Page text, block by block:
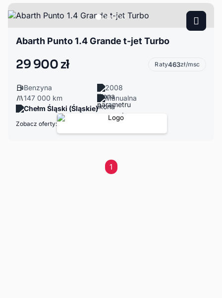
Abarth Punto 1.4 Grande t-jet Turbo
29 900 zł Raty463zł/msc
Benzyna
2008
147 000 km
Manualna
Chełm Śląski (Śląskie)
Zobacz oferty:
1